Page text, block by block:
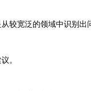
较宽泛的领域中识别出
。